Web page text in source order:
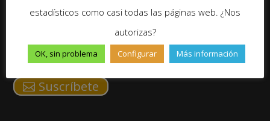
Seguir
Suscríbete
estadísticos como casi todas las páginas web. ¿Nos
autorizas?
OK, sin problema Configurar Más información